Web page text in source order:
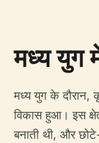
मध्य युग
मध्य युग के दौरान,
विकास हुआ। इस
बनाती थी, और